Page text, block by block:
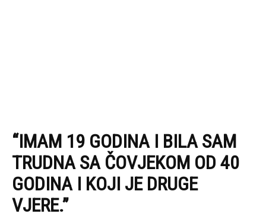
“IMAM 19 GODINA I BILA SAM
TRUDNA SA ČOVJEKOM OD 40
GODINA I KOJI JE DRUGE
VJERE.”